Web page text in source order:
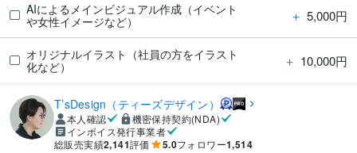
AIによるメインビジュアル作成（イベント
や女性イメージなど）
＋ 5,000円
オリジナルイラスト（社員の方をイラスト
化など）
＋ 10,000円
T’sDesign（ティーズデザイン）
本人確認
機密保持契約(NDA)
インボイス発行事業者
総販売実績2,141評価 5.0フォロワー1,514